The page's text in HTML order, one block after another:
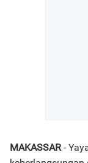
MAKASSAR-